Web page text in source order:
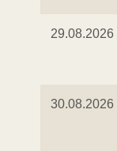
29.08.2026
30.08.2026